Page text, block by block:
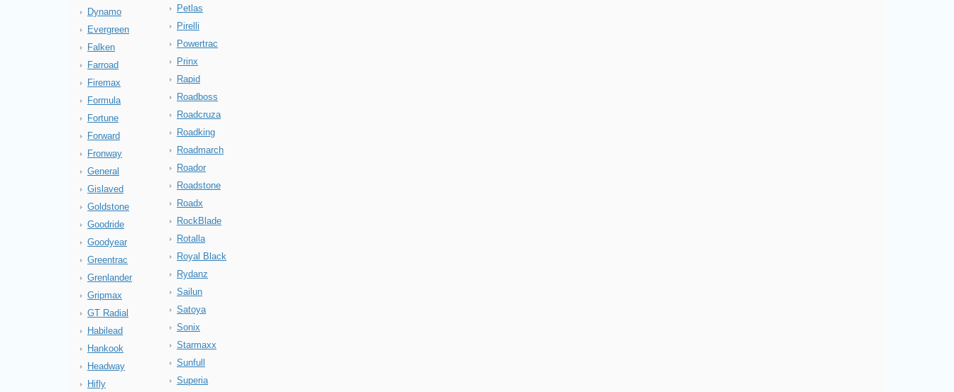
Dynamo
Evergreen
Falken
Farroad
Firemax
Formula
Fortune
Forward
Fronway
General
Gislaved
Goldstone
Goodride
Goodyear
Greentrac
Grenlander
Gripmax
GT Radial
Habilead
Hankook
Headway
Hifly
Petlas
Pirelli
Powertrac
Prinx
Rapid
Roadboss
Roadcruza
Roadking
Roadmarch
Roador
Roadstone
Roadx
RockBlade
Rotalla
Royal Black
Rydanz
Sailun
Satoya
Sonix
Starmaxx
Sunfull
Superia